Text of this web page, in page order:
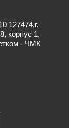
127474,г.
корпус 1,
- ЧМК